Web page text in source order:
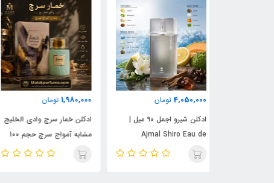
1,980,000 تومان
ادکلن خمار سرچ وادی الخلیج
میل | KHUMAR Search Eau
1,960,000 تومان
ادکلن خمار ابسولو وادی
الخلیج KHUMAR ABSOLO
حجم 100 میل | مشابه اورجینال